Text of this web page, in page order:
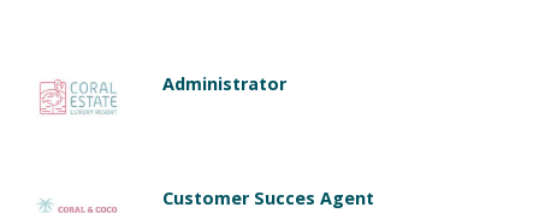
Administrator
Customer Succes Agent